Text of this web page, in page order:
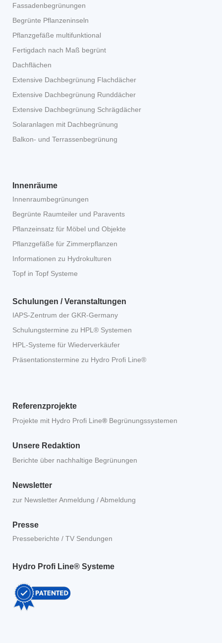
Fassadenbegrünungen
Begrünte Pflanzeninseln
Pflanzgefäße multifunktional
Fertigdach nach Maß begrünt
Dachflächen
Extensive Dachbegrünung Flachdächer
Extensive Dachbegrünung Runddächer
Extensive Dachbegrünung Schrägdächer
Solaranlagen mit Dachbegrünung
Balkon- und Terrassenbegrünung
Innenräume
Innenraumbegrünungen
Begrünte Raumteiler und Paravents
Pflanzeinsatz für Möbel und Objekte
Pflanzgefäße für Zimmerpflanzen
Informationen zu Hydrokulturen
Topf in Topf Systeme
Schulungen / Veranstaltungen
IAPS-Zentrum der GKR-Germany
Schulungstermine zu HPL® Systemen
HPL-Systeme für Wiederverkäufer
Präsentationstermine zu Hydro Profi Line®
Referenzprojekte
Projekte mit Hydro Profi Line® Begrünungssystemen
Unsere Redaktion
Berichte über nachhaltige Begrünungen
Newsletter
zur Newsletter Anmeldung / Abmeldung
Presse
Presseberichte / TV Sendungen
Hydro Profi Line® Systeme